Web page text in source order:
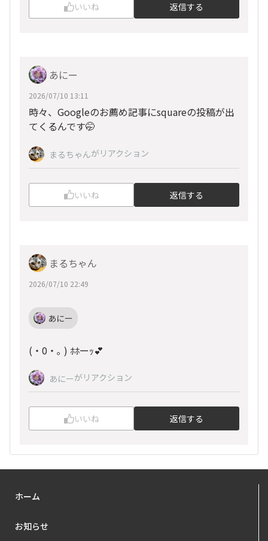
いいね 返信する
あにー
2026/07/10 13:11
時々、Googleのお薦め記事にsquareの投稿が出
てくるんです🤭
まるちゃんがリアクション
いいね 返信する
まるちゃん
2026/07/10 22:49
あにー
(・0・｡ ) ﾎﾎーｯ💕
あにーがリアクション
いいね 返信する
ホーム
お知らせ